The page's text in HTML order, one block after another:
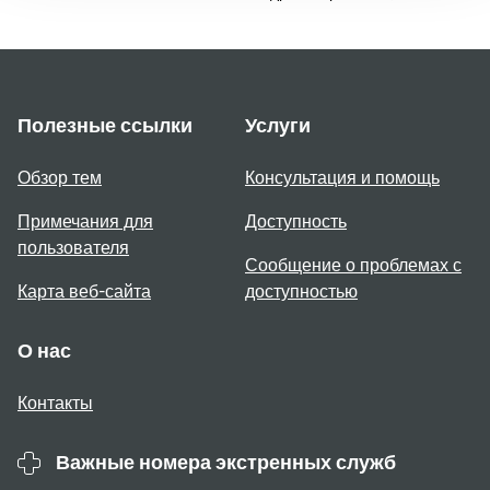
Полезные ссылки
Обзор тем
Примечания для
пользователя
Карта веб-сайта
Услуги
Консультация и помощь
Доступность
Сообщение о проблемах с
доступностью
О нас
Контакты
Важные номера экстренных служб